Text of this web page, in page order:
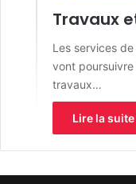
Travaux
Les services
vont
travaux…
Lire la suite